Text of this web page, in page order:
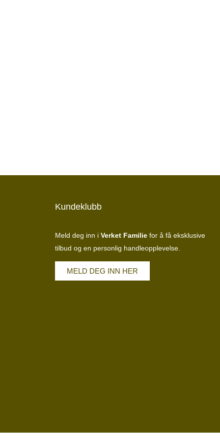
Kundeklubb
Meld deg inn i Verket Familie for å få eksklusive
tilbud og en personlig handleopplevelse.
MELD DEG INN HER